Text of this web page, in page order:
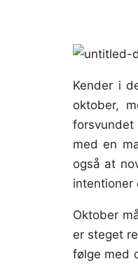
Kender i
oktober,
med en
også at
intentioner
Oktober
er steget
følge med